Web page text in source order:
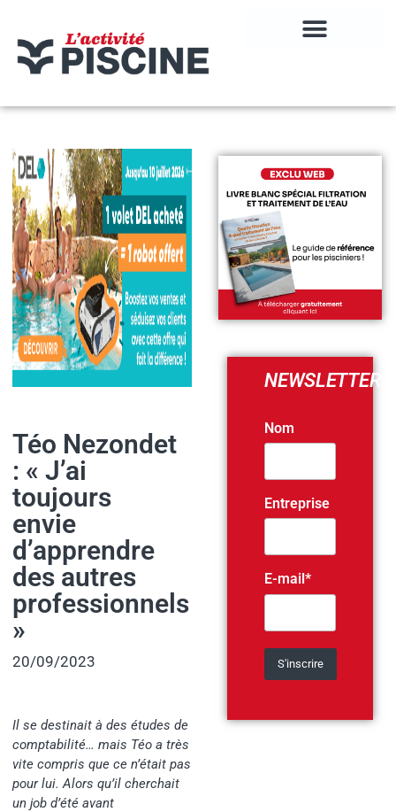
Téo Nezondet
: « J’ai
toujours
envie
d’apprendre
des autres
professionnels
»
20/09/2023
Il se destinait à des études de
comptabilité… mais Téo a très
vite compris que ce n’était pas
pour lui. Alors qu’il cherchait
un job d’été avant
NEWSLETTER
Nom
Entreprise
E-mail*